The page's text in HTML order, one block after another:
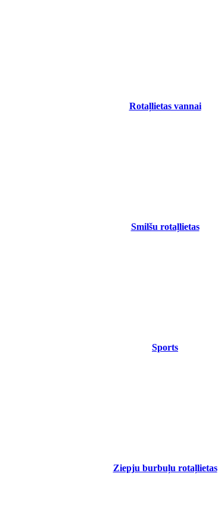
Rotaļlietas vannai
Smilšu rotaļlietas
Sports
Ziepju burbuļu rotaļlietas